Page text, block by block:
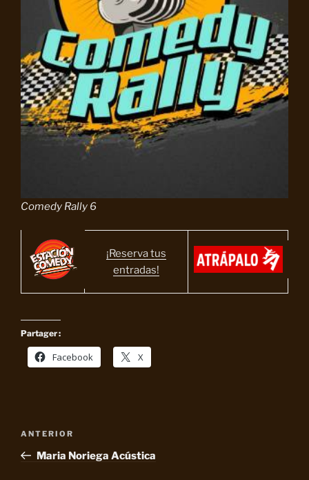
Comedy Rally 6
¡Reserva tus
entradas!
Partager :
Facebook X
entradas
Entrada
anterior:
ANTERIOR
Maria Noriega Acústica